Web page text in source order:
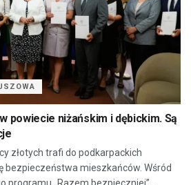
powiecie niżańskim i dębickim. Są
złotych trafi do podkarpackich
bezpieczeństwa mieszkańców. Wśród